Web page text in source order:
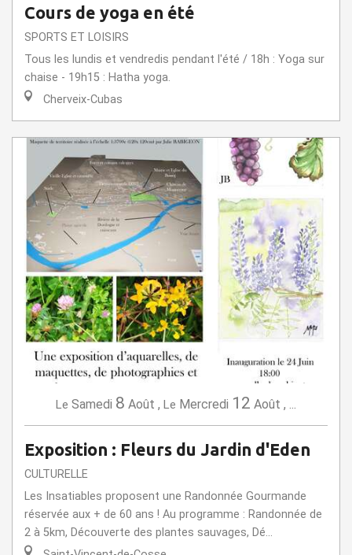
Cours de yoga en été
SPORTS ET LOISIRS
Tous les lundis et vendredis pendant l'été / 18h : Yoga sur
chaise - 19h15 : Hatha yoga.
Cherveix-Cubas
Le Samedi 8 Août , Le Mercredi 12 Août , ...
Exposition : Fleurs du Jardin d'Eden
CULTURELLE
Les Insatiables proposent une Randonnée Gourmande
réservée aux + de 60 ans ! Au programme : Randonnée de
2 à 5km, Découverte des plantes sauvages, Dé...